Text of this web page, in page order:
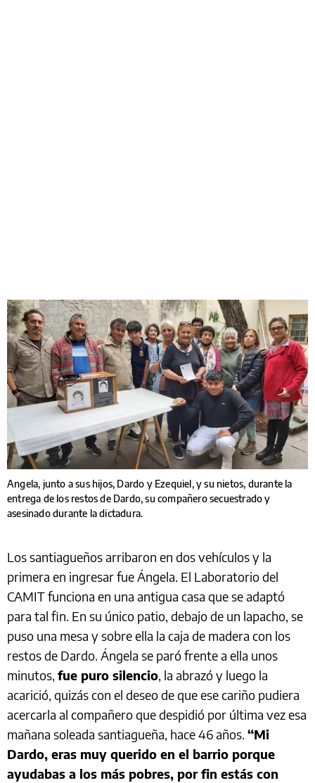
Angela, junto a sus hijos, Dardo y Ezequiel, y su nietos, durante la
entrega de los restos de Dardo, su compañero secuestrado y
asesinado durante la dictadura.
Los santiagueños arribaron en dos vehículos y la
primera en ingresar fue Ángela. El Laboratorio del
CAMIT funciona en una antigua casa que se adaptó
para tal fin. En su único patio, debajo de un lapacho, se
puso una mesa y sobre ella la caja de madera con los
restos de Dardo. Ángela se paró frente a ella unos
minutos, fue puro silencio, la abrazó y luego la
acarició, quizás con el deseo de que ese cariño pudiera
acercarla al compañero que despidió por última vez esa
mañana soleada santiagueña, hace 46 años. “Mi
Dardo, eras muy querido en el barrio porque
ayudabas a los más pobres, por fin estás con